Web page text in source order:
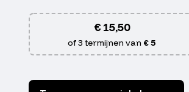
€15,50
of 3 termijnen van € 5